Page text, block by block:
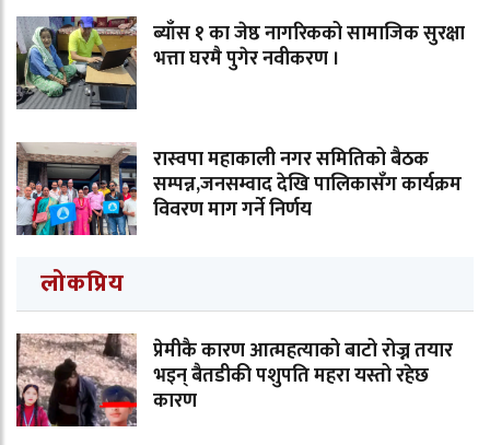
ब्याँस १ का जेष्ठ नागरिकको सामाजिक सुरक्षा
भत्ता घरमै पुगेर नवीकरण ।
रास्वपा महाकाली नगर समितिको बैठक
सम्पन्न,जनसम्वाद देखि पालिकासँग कार्यक्रम
विवरण माग गर्ने निर्णय
लोकप्रिय
प्रेमीकै कारण आत्महत्याको बाटो रोज्न तयार
भइन् बैतडीकी पशुपति महरा यस्तो रहेछ
कारण